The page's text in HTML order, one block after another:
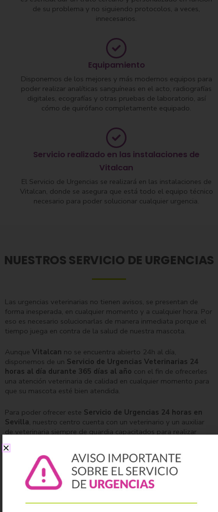
de su problema y no siguiendo protocolos, a veces,
innecesarios.
Equipamiento
Disponemos de los mejores y más modernos equipos para
poder realizar analíticas sanguíneas en el acto, radiografías
digitales, ecografías y otras pruebas de laboratorio, así
cómo de quirófano completamente equipado.
Servicio realizado en las instalaciones de
Vitalcan
El Servicio de Urgencias se realizará en las instalaciones de
Vitalcan, donde se asegura que está todo el equipo técnico
necesario para poder solucionar cualquier urgencia.
NUESTROS SERVICIO DE URGENCIAS
Las urgencias veterinarias no tienen avisos, se presentan de
forma inesperada, en cualquier momento y a cualquier hora. Por
eso es necesario solucionarlas de manera inmediata porque el
tiempo juega en contra de la salud de nuestra mascota.
Aunque Vitalcan no se encuentra abierto 24h al día,
disponemos de un Servicio de Urgencias Veterinarias 24
horas al día durante 365 días al año con el fin de ofrecerles
una atención veterinaria de calidad en cualquier momento para
que su mascota esté bien atendida.
Para poder ofrecer este Servicio de Urgencias 24 horas en
Sevilla, nuestro centro cuenta con un veterinario y un auxiliar
de veterinaria siempre de guardia capacitados para realizar
necesario.
La importancia del Servicio de Urgencias Veterinarias 24 horas
no es otra que la de velar por la salud de su mascota en todo
momento. En muchas ocasiones nuestras mascotas presentan
síntomas de enfermedad cuando cae la noche y esperar a que